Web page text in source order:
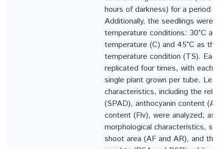
hours of darkness) for a period
Additionally, the seedlings were
temperature conditions: 30°C
temperature (C) and 45°C as
temperature condition (TS).
replicated four times, with each
single plant grown per tube.
characteristics, including the
(SPAD), anthocyanin content
content (Flv), were analyzed; as
morphological characteristics,
shoot area (AF and AR), and